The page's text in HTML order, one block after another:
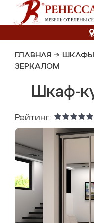
ГЛАВНАЯ →
ЗЕРКАЛОМ
Шкаф-
Рейтинг: